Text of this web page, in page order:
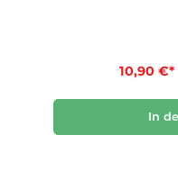
Brenndauer.Das
wunderbar als
10,90 €*
In